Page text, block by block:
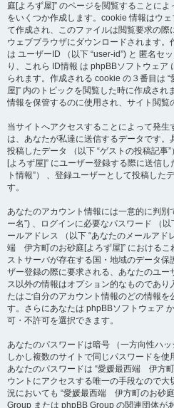
庭[よろず屋]” のページを閲覧することに
をいくつか作成します。cookie 情報はウ
て作成され、このファイルは閲覧要求の
ウェブブラウザにダウンロードされます。
は ユーザーID （以下 “user-id”) と 匿名セ
り、これら ID情報 は phpBBソフトウェア
られます。作成される cookie の３番目は
屋]” 内のトピックを閲覧した時に作成さ
情報を保管するのに使用され、サイト閲覧
当サイトへアクセスすることによって発
は、あなたが私達に送信するデータです
投稿したデータ （以下 “ゲストの投稿記
[よろず屋]” にユーザー登録する際に送信
ト情報”） 、登録ユーザーとして投稿した
す。
あなたのアカウント情報には一意的に判別
ー名”) 、ログインに必要なパスワード （
ールアドレス （以下 “あなたのメールアド
端 伊方町のお砂庭[よろず屋]” におけるこ
ストサーバが存在する国・地域のデータ
ザー登録の際に要求される、あなたのユ
ス以外の情報はオプション的なものであ
たはご自分のアカウント情報のどの情報を
す。さらにあなたは phpBBソフトウェア
可・不許可を選択できます。
あなたのパスワードは暗号 （一方向性ハッ
しかし複数のサイトで同じパスワードを使
あなたのパスワードは “愛媛最西端 伊方
ウントにアクセスする唯一の手段なので
況においても “愛媛最西端 伊方町のお砂
Group または phpBB Group の関連団体が